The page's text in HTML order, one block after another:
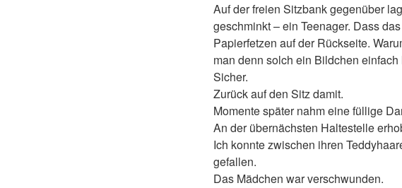
Auf der freien Sitzbank gegenüber
geschminkt – ein Teenager. Dass
Papierfetzen auf der Rückseite.
man denn solch ein Bildchen einfach
Sicher.
Zurück auf den Sitz damit.
Momente später nahm eine füllige
An der übernächsten Haltestelle
Ich konnte zwischen ihren
gefallen.
Das Mädchen war verschwunden.